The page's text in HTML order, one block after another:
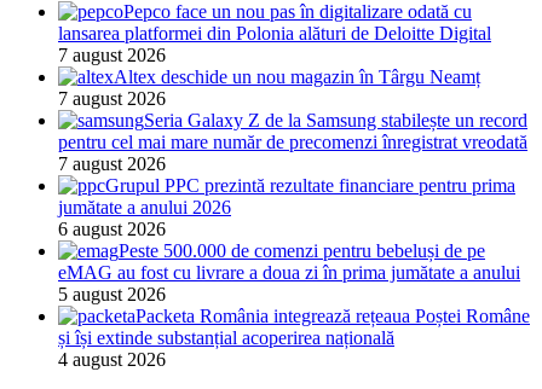
Pepco face un nou pas în digitalizare odată cu
lansarea platformei din Polonia alături de Deloitte Digital
7 august 2026
Altex deschide un nou magazin în Târgu Neamț
7 august 2026
Seria Galaxy Z de la Samsung stabilește un record
pentru cel mai mare număr de precomenzi înregistrat vreodată
7 august 2026
Grupul PPC prezintă rezultate financiare pentru prima
jumătate a anului 2026
6 august 2026
Peste 500.000 de comenzi pentru bebeluși de pe
eMAG au fost cu livrare a doua zi în prima jumătate a anului
5 august 2026
Packeta România integrează rețeaua Poștei Române
și își extinde substanțial acoperirea națională
4 august 2026